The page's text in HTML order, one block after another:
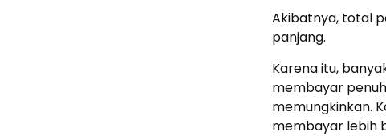
Akibatnya, total
panjang.
Karena itu,
membayar
memungkinkan.
membayar lebih